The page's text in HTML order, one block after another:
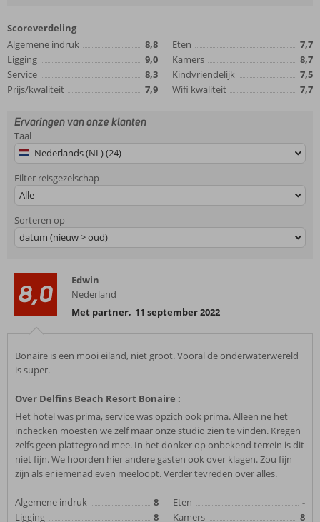
Scoreverdeling
Algemene indruk
8,8
Ligging
9,0
Service
8,3
Prijs/kwaliteit
7,9
Eten
7,7
Kamers
8,7
Kindvriendelijk
7,5
Wifi kwaliteit
7,7
Ervaringen van onze klanten
Taal
Nederlands (NL) (24)
Filter reisgezelschap
Alle
Sorteren op
datum (nieuw > oud)
8,0
Edwin
Nederland
Met partner, 11 september 2022
Bonaire is een mooi eiland, niet groot. Vooral de onderwaterwereld
is super.
Over Delfins Beach Resort Bonaire :
Het hotel was prima, service was opzich ook prima. Alleen ne het
inchecken moesten we zelf maar onze studio zien te vinden. Kregen
zelfs geen plattegrond mee. In het donker op onbekend terrein is dit
niet fijn. We hoorden hier andere gasten ook over klagen. Zou fijn
zijn als er iemenad even meeloopt. Verder tevreden over alles.
Algemene indruk
8
Ligging
8
Eten
-
Kamers
8